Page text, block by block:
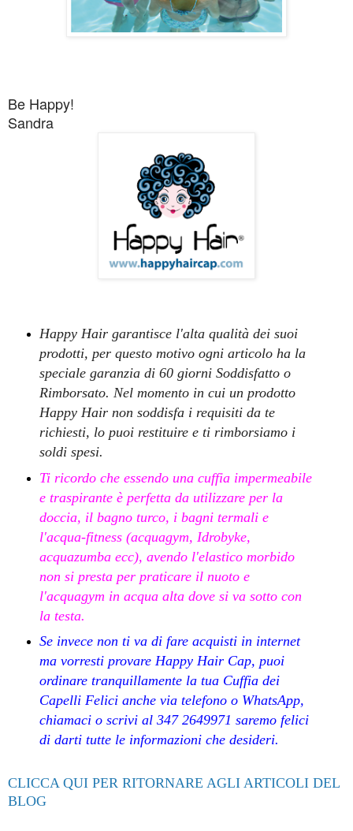
Be Happy!
Sandra
Happy Hair garantisce l'alta qualità dei suoi
prodotti, per questo motivo ogni articolo ha la
speciale garanzia di 60 giorni Soddisfatto o
Rimborsato. Nel momento in cui un prodotto
Happy Hair non soddisfa i requisiti da te
richiesti, lo puoi restituire e ti rimborsiamo i
soldi spesi.
Ti ricordo che essendo una cuffia impermeabile
e traspirante è perfetta da utilizzare per la
doccia, il bagno turco, i bagni termali e
l'acqua-fitness (acquagym, Idrobyke,
acquazumba ecc), avendo l'elastico morbido
non si presta per praticare il nuoto e
l'acquagym in acqua alta dove si va sotto con
la testa.
Se invece non ti va di fare acquisti in internet
ma vorresti provare Happy Hair Cap, puoi
ordinare tranquillamente la tua Cuffia dei
Capelli Felici anche via telefono o WhatsApp,
chiamaci o scrivi al 347 2649971 saremo felici
di darti tutte le informazioni che desideri.
CLICCA QUI PER RITORNARE AGLI ARTICOLI DEL
BLOG